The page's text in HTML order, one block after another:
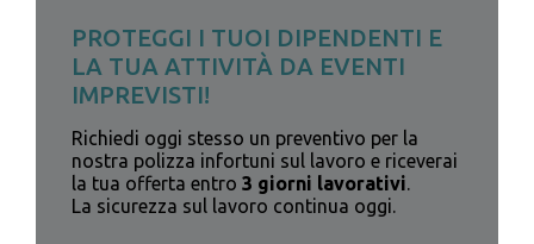
PROTEGGI I TUOI DIPENDENTI E
LA TUA ATTIVITÀ DA EVENTI
IMPREVISTI!
Richiedi oggi stesso un preventivo per la
nostra polizza infortuni sul lavoro e riceverai
la tua offerta entro 3 giorni lavorativi.
La sicurezza sul lavoro continua oggi.